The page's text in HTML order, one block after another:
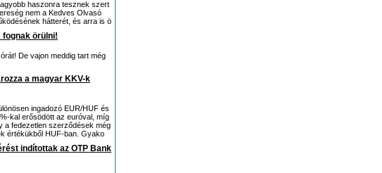
haszonra tesznek szert
nem a Kedves Olvasó
hátterét, és arra is ö
fognak örülni!
De vajon meddig tart még
a magyar KKV-k
ingadozó EUR/HUF és
kal erősödött az euróval, míg
a fedezetlen szerződések még
értékükből HUF-ban. Gyako
indítottak az OTP Bank